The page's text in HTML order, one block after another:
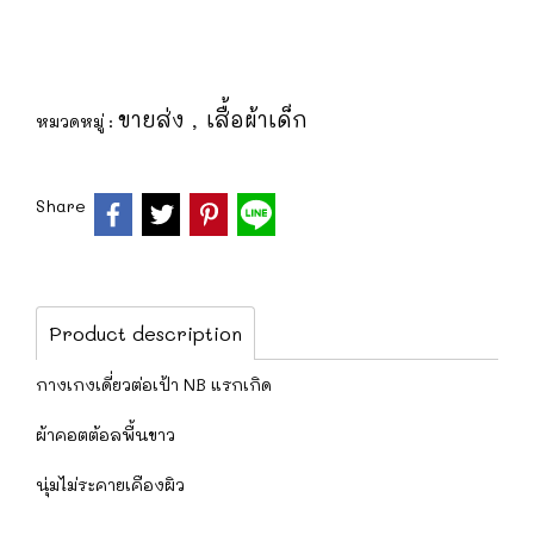
หมวดหมู่ : ขายส่ง , เสื้อผ้าเด็ก
Share
Product description
กางเกงเดี่ยวต่อเป้า NB แรกเกิด
ผ้าคอตต้อลพื้นขาว
นุ่มไม่ระคายเคืองผิว